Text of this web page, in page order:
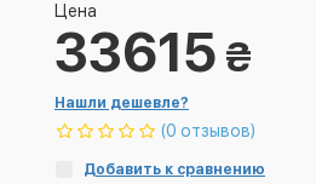
Цена
33615 ₴
Нашли дешевле?
(0 отзывов)
Добавить к сравнению